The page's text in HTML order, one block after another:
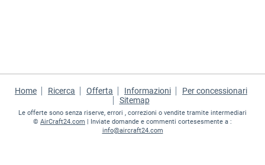
Home Ricerca Offerta Informazioni
Per concessionari
Sitemap
Le offerte sono senza riserve, errori , correzioni o vendite tramite intermediari
© AirCraft24.com | Inviate domande e commenti cortesesmente a :
info@aircraft24.com